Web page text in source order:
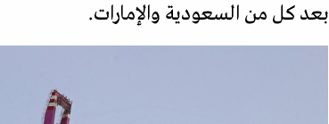
بعد كل من السعودية والإمارات.